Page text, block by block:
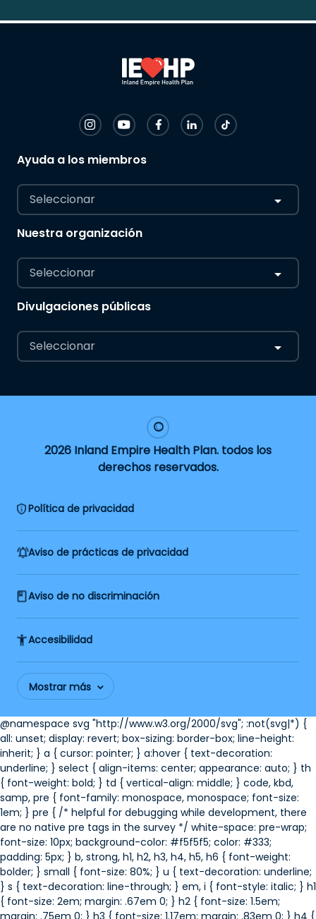
Ayuda a los miembros
Seleccionar
Nuestra organización
Seleccionar
Divulgaciones públicas
Seleccionar
2026 Inland Empire Health Plan. todos los
derechos reservados.
Política de privacidad
Aviso de prácticas de privacidad
Aviso de no discriminación
Accesibilidad
Mostrar más